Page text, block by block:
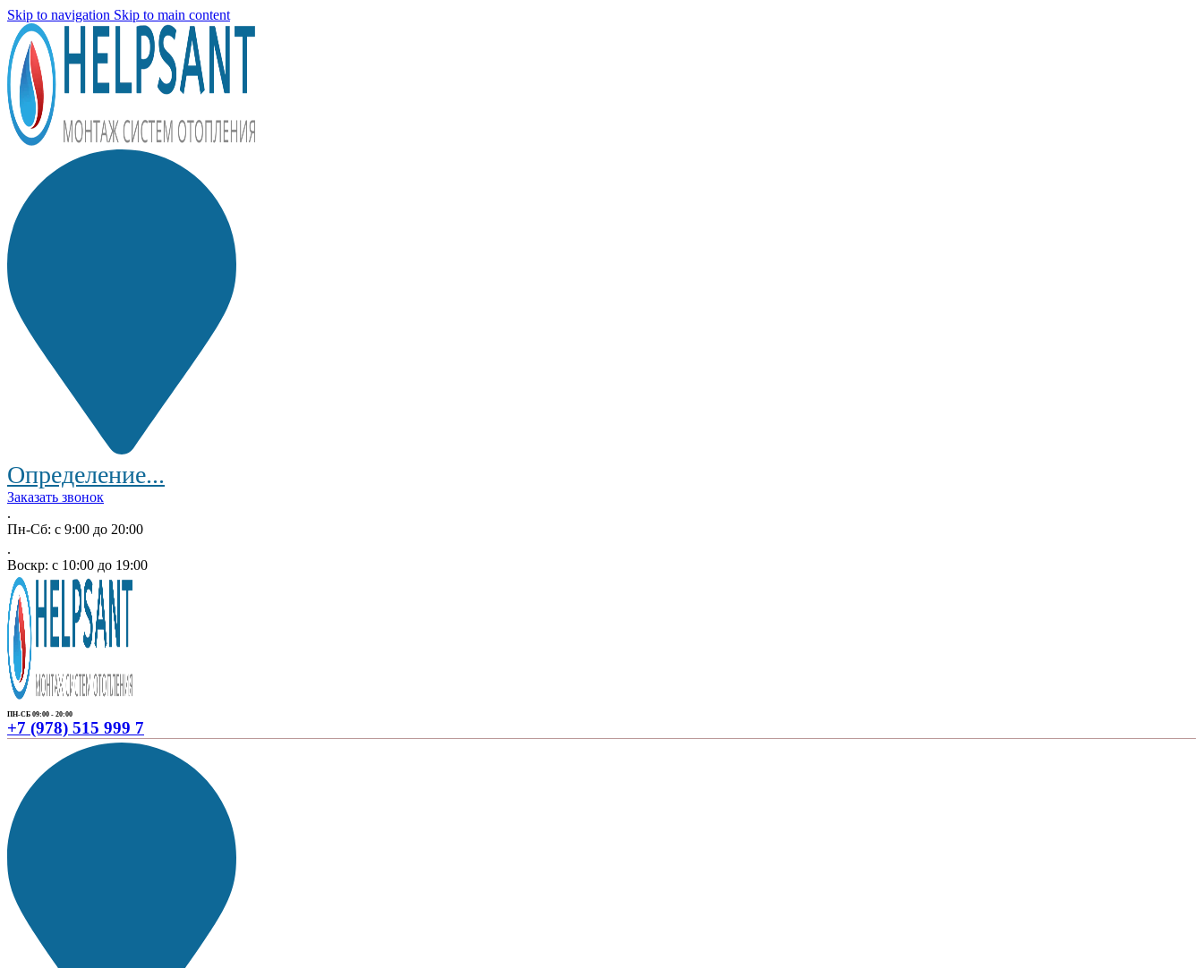
Skip to navigation Skip to main content
Определение...
Заказать звонок
.
Пн-Сб: с 9:00 до 20:00
.
Воскр: с 10:00 до 19:00
ПН-СБ 09:00 - 20:00
+7 (978) 515 999 7